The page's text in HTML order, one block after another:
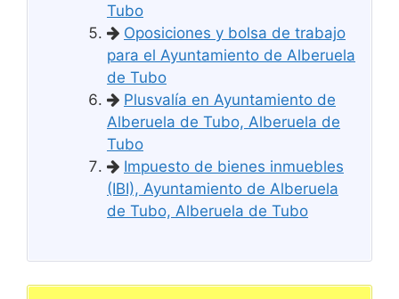
Tubo
Oposiciones y bolsa de trabajo
para el Ayuntamiento de Alberuela
de Tubo
Plusvalía en Ayuntamiento de
Alberuela de Tubo, Alberuela de
Tubo
Impuesto de bienes inmuebles
(IBI), Ayuntamiento de Alberuela
de Tubo, Alberuela de Tubo